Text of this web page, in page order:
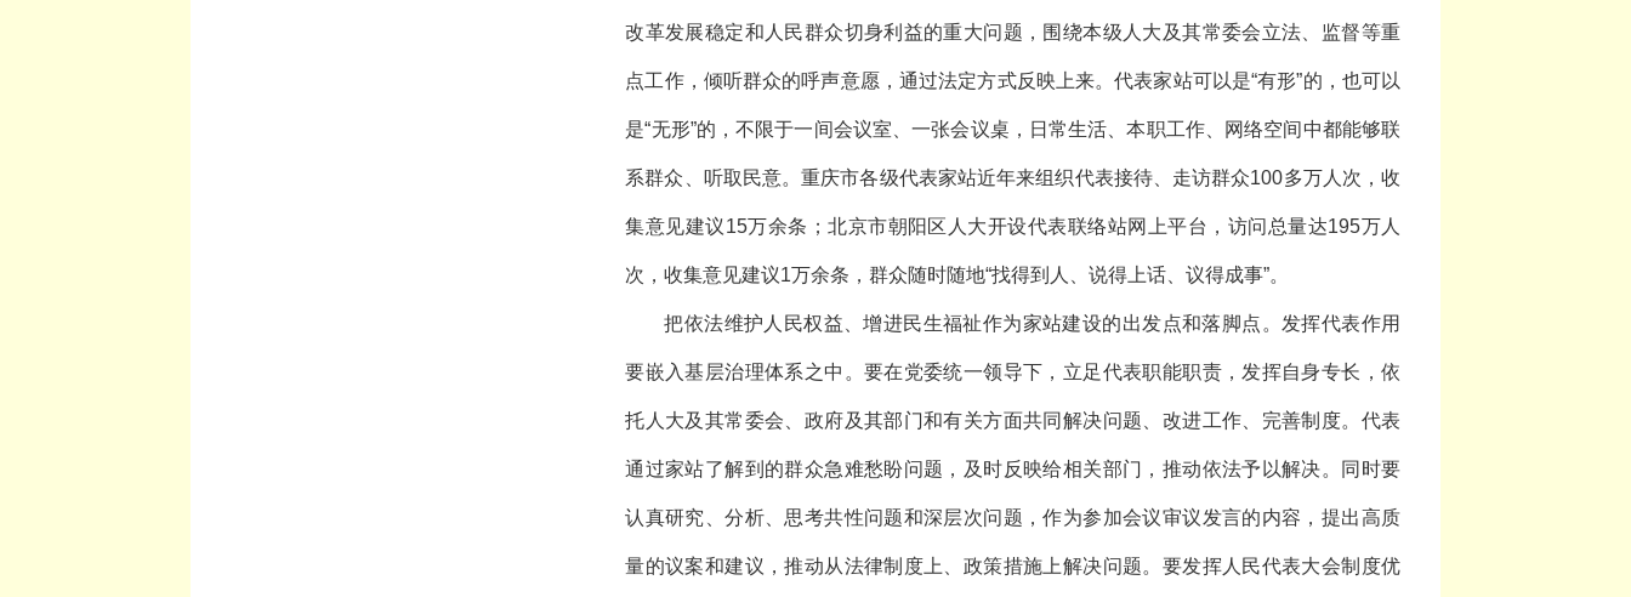
改革发展稳定和人民群众切身利益的重大问题，围绕本级人大及其常委会立法、监督等重
点工作，倾听群众的呼声意愿，通过法定方式反映上来。代表家站可以是“有形”的，也可以
是“无形”的，不限于一间会议室、一张会议桌，日常生活、本职工作、网络空间中都能够联
系群众、听取民意。重庆市各级代表家站近年来组织代表接待、走访群众100多万人次，收
集意见建议15万余条；北京市朝阳区人大开设代表联络站网上平台，访问总量达195万人
次，收集意见建议1万余条，群众随时随地“找得到人、说得上话、议得成事”。
把依法维护人民权益、增进民生福祉作为家站建设的出发点和落脚点。发挥代表作用
要嵌入基层治理体系之中。要在党委统一领导下，立足代表职能职责，发挥自身专长，依
托人大及其常委会、政府及其部门和有关方面共同解决问题、改进工作、完善制度。代表
通过家站了解到的群众急难愁盼问题，及时反映给相关部门，推动依法予以解决。同时要
认真研究、分析、思考共性问题和深层次问题，作为参加会议审议发言的内容，提出高质
量的议案和建议，推动从法律制度上、政策措施上解决问题。要发挥人民代表大会制度优